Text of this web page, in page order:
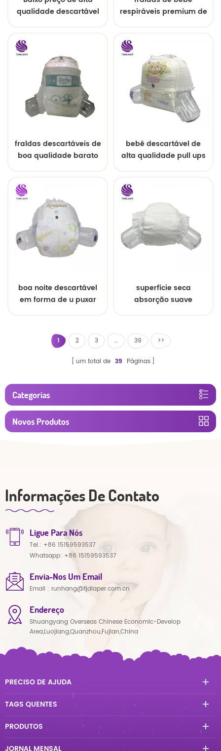
qualidade descartável
respiráveis ​​premium de
fraldas descartáveis ​​de
boa qualidade barato
bebê descartável de
alta qualidade pull ups
boa noite descartável
em forma de u puxar
superfície seca
absorção suave
1 2 3 ... 39 >>
um total de 39 Páginas
Categorias
Novos Produtos
Informações De Contato
Ligue Para Nós
Tel.: +86 15159593537
Whatsapp: +86 15159593537
Envia-Nos Um Email
Email : runhang@tjdiaper.com.cn
Endereço
Shuangyang Overseas Chinese Economic-Develop
Area,Luojiang,Quanzhou,Fujian,China
PRECISO DE AJUDA
TAGS QUENTES
PRODUTOS